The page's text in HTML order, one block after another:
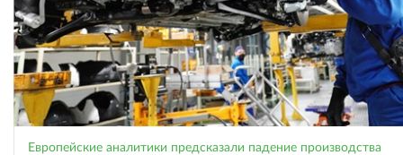
Европейские аналитики предсказали падение производства